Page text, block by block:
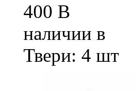
400 В
наличии в
Твери: 4 шт